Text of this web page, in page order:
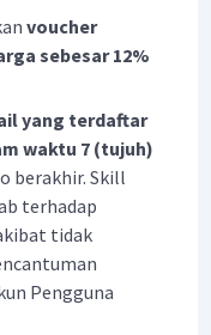
voucher
sebesar 12%
yang terdaftar
waktu 7 (tujuh)
berakhir. Skill
terhadap
tidak
Pengguna